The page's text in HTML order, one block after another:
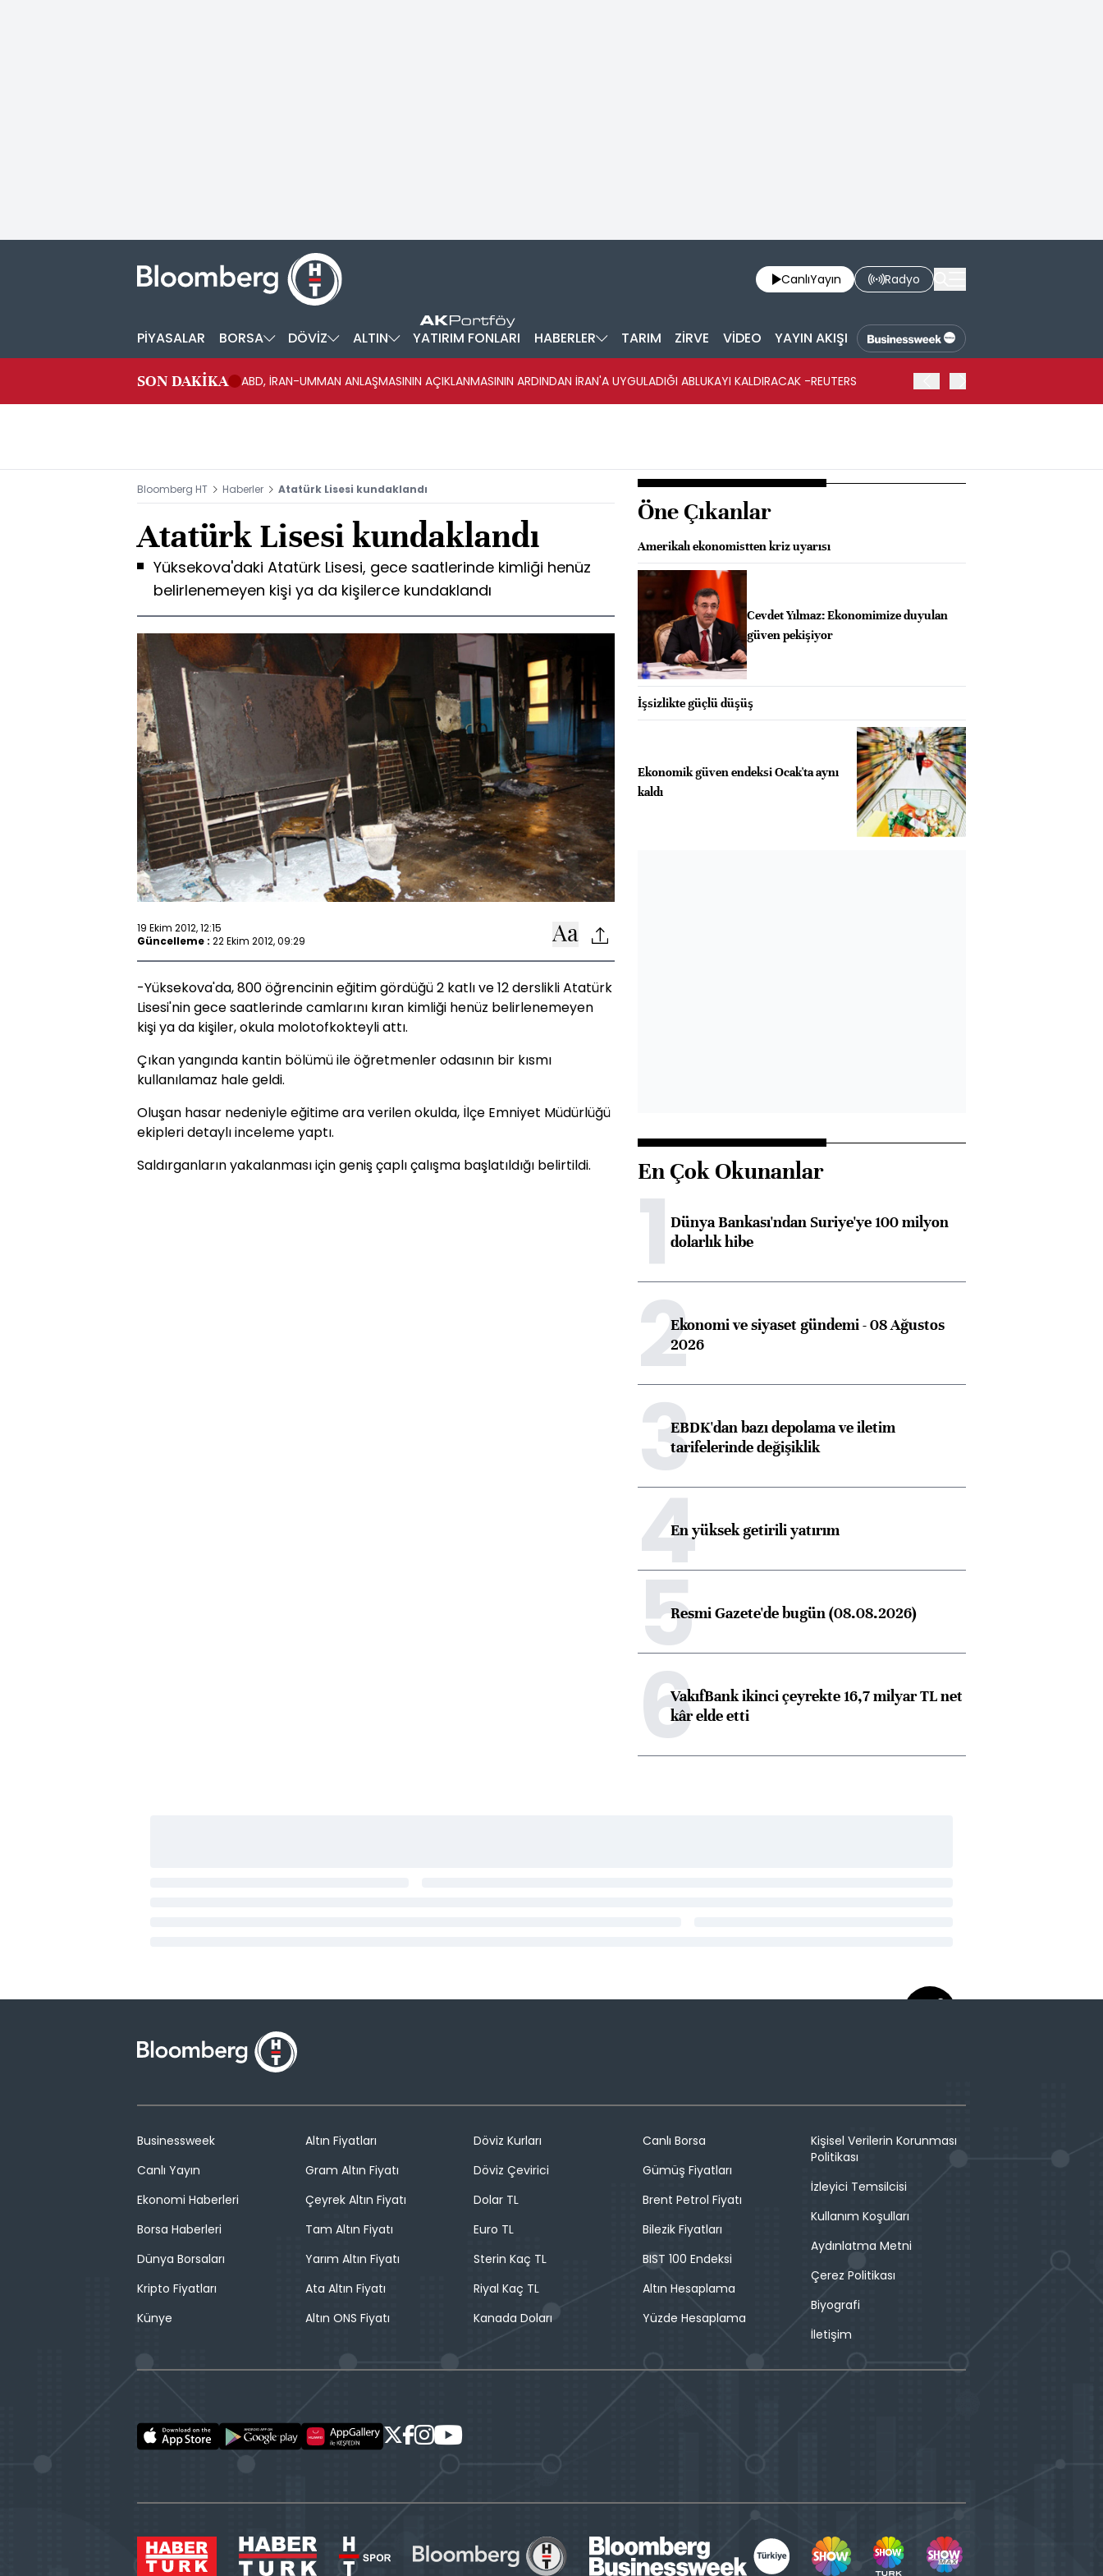
CanlıYayın Radyo
PİYASALAR BORSA DÖVİZ ALTIN YATIRIM FONLARI HABERLER TARIM ZİRVE VİDEO YAYIN AKIŞI
SON DAKİKA ABD, İRAN-UMMAN ANLAŞMASININ AÇIKLANMASININ ARDINDAN İRAN'A UYGULADIĞI ABLUKAYI KALDIRACAK -REUTERS
Bloomberg HT Haberler Atatürk Lisesi kundaklandı
Atatürk Lisesi kundaklandı
Yüksekova'daki Atatürk Lisesi, gece saatlerinde kimliği henüz
belirlenemeyen kişi ya da kişilerce kundaklandı
19 Ekim 2012, 12:15
Güncelleme : 22 Ekim 2012, 09:29
-Yüksekova'da, 800 öğrencinin eğitim gördüğü 2 katlı ve 12 derslikli Atatürk
Lisesi'nin gece saatlerinde camlarını kıran kimliği henüz belirlenemeyen
kişi ya da kişiler, okula molotofkokteyli attı.
Çıkan yangında kantin bölümü ile öğretmenler odasının bir kısmı
kullanılamaz hale geldi.
Oluşan hasar nedeniyle eğitime ara verilen okulda, İlçe Emniyet Müdürlüğü
ekipleri detaylı inceleme yaptı.
Saldırganların yakalanması için geniş çaplı çalışma başlatıldığı belirtildi.
Öne Çıkanlar
Amerikalı ekonomistten kriz uyarısı
Cevdet Yılmaz: Ekonomimize duyulan
güven pekişiyor
İşsizlikte güçlü düşüş
Ekonomik güven endeksi Ocak'ta aynı
kaldı
En Çok Okunanlar
1Dünya Bankası'ndan Suriye'ye 100 milyon
dolarlık hibe
2Ekonomi ve siyaset gündemi - 08 Ağustos
2026
3EBDK'dan bazı depolama ve iletim
tarifelerinde değişiklik
4En yüksek getirili yatırım
5Resmi Gazete'de bugün (08.08.2026)
6VakıfBank ikinci çeyrekte 16,7 milyar TL net
kâr elde etti
Businessweek
Canlı Yayın
Ekonomi Haberleri
Borsa Haberleri
Dünya Borsaları
Kripto Fiyatları
Künye
Altın Fiyatları
Gram Altın Fiyatı
Çeyrek Altın Fiyatı
Tam Altın Fiyatı
Yarım Altın Fiyatı
Ata Altın Fiyatı
Altın ONS Fiyatı
Döviz Kurları
Döviz Çevirici
Dolar TL
Euro TL
Sterin Kaç TL
Riyal Kaç TL
Kanada Doları
Canlı Borsa
Gümüş Fiyatları
Brent Petrol Fiyatı
Bilezik Fiyatları
BIST 100 Endeksi
Altın Hesaplama
Yüzde Hesaplama
Kişisel Verilerin Korunması
Politikası
İzleyici Temsilcisi
Kullanım Koşulları
Aydınlatma Metni
Çerez Politikası
Biyografi
İletişim